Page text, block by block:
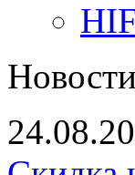
Новости